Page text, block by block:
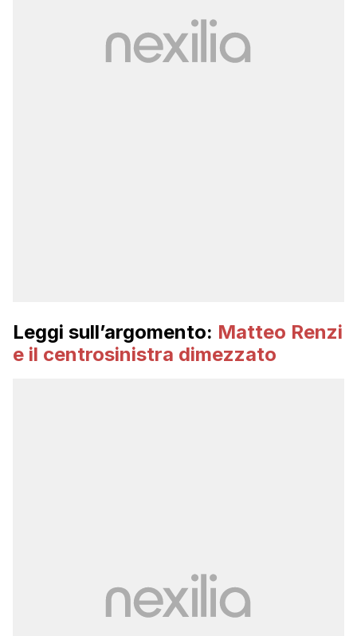
Leggi sull’argomento: Matteo Renzi
e il centrosinistra dimezzato